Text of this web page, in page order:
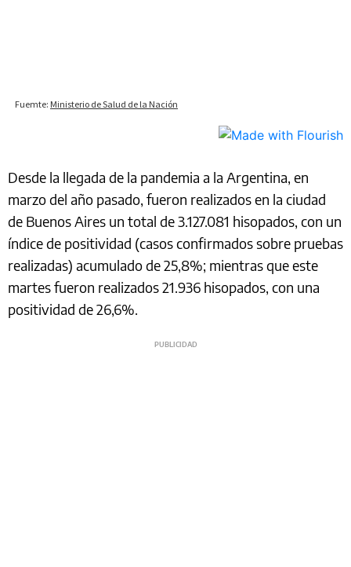
Desde la llegada de la pandemia a la Argentina, en
marzo del año pasado, fueron realizados en la ciudad
de Buenos Aires un total de 3.127.081 hisopados, con un
índice de positividad (casos confirmados sobre pruebas
realizadas) acumulado de 25,8%; mientras que este
martes fueron realizados 21.936 hisopados, con una
positividad de 26,6%.